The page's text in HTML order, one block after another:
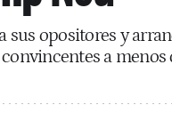
sus opositores y
a menos